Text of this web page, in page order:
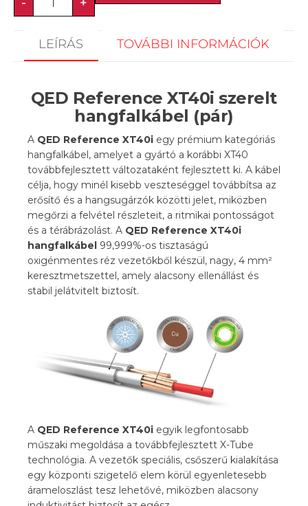
LEÍRÁS TOVÁBBI INFORMÁCIÓK
QED Reference XT40i szerelt
hangfalkábel (pár)
A QED Reference XT40i egy prémium kategóriás
hangfalkábel, amelyet a gyártó a korábbi XT40
továbbfejlesztett változataként fejlesztett ki. A kábel
célja, hogy minél kisebb veszteséggel továbbítsa az
erősítő és a hangsugárzók közötti jelet, miközben
megőrzi a felvétel részleteit, a ritmikai pontosságot
és a térábrázolást. A QED Reference XT40i
hangfalkábel 99,999%-os tisztaságú
oxigénmentes réz vezetőkből készül, nagy, 4 mm²
keresztmetszettel, amely alacsony ellenállást és
stabil jelátvitelt biztosít.
A QED Reference XT40i egyik legfontosabb
műszaki megoldása a továbbfejlesztett X-Tube
technológia. A vezetők speciális, csőszerű kialakítása
egy központi szigetelő elem körül egyenletesebb
árameloszlást tesz lehetővé, miközben alacsony